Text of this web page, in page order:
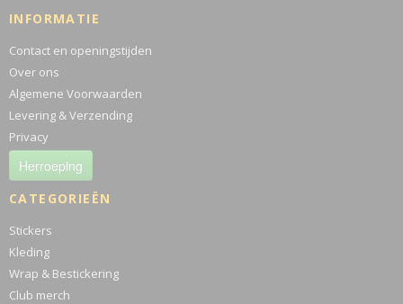
INFORMATIE
Contact en openingstijden
Over ons
Algemene Voorwaarden
Levering & Verzending
Privacy
Herroeping
CATEGORIEËN
Stickers
Kleding
Wrap & Bestickering
Club merch